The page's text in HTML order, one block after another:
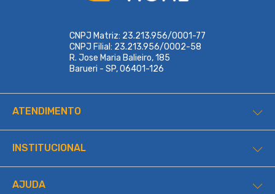
CNPJ Matriz: 23.213.956/0001-77
CNPJ Filial: 23.213.956/0002-58
R. Jose Maria Balieiro, 185
Barueri - SP, 06401-126
ATENDIMENTO
INSTITUCIONAL
AJUDA